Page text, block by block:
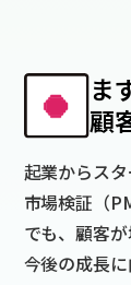
ま
顧
起業からスタ
市場検証（
でも、顧客
今後の成長